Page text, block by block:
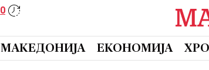
0
МАКЕДОНИЈА ЕКОНОМИЈА